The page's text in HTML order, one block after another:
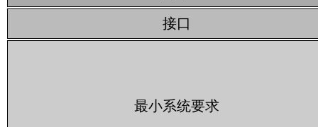
接口
最小系统要求